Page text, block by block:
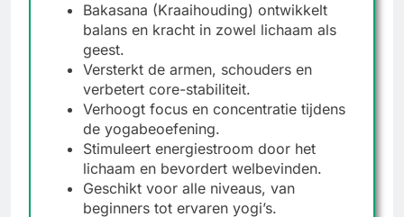
Bakasana (Kraaihouding) ontwikkelt
balans en kracht in zowel lichaam als
geest.
Versterkt de armen, schouders en
verbetert core-stabiliteit.
Verhoogt focus en concentratie tijdens
de yogabeoefening.
Stimuleert energiestroom door het
lichaam en bevordert welbevinden.
Geschikt voor alle niveaus, van
beginners tot ervaren yogi’s.